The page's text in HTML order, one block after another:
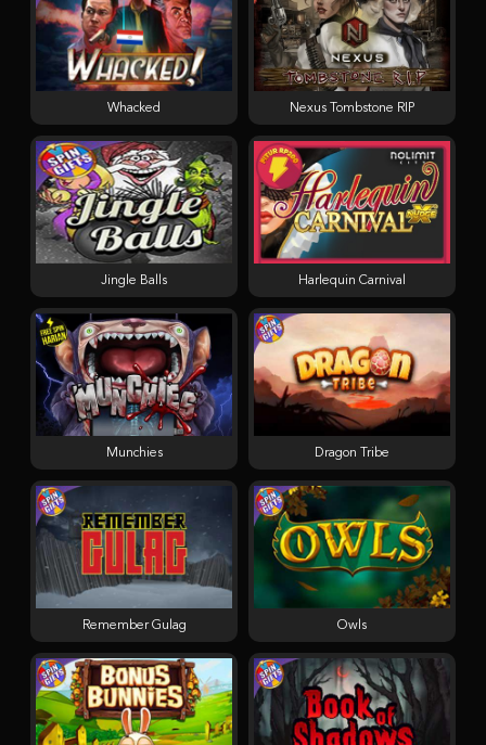
Munchies
Nexus Tombstone RIP
Dragon Tribe
Owls
Whacked
Jingle Balls Harlequin Carnival
Remember Gulag